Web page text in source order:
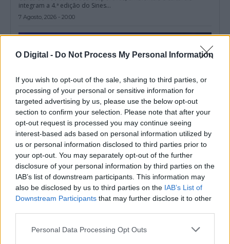
O Digital - Do Not Process My Personal Information
If you wish to opt-out of the sale, sharing to third parties, or
processing of your personal or sensitive information for
targeted advertising by us, please use the below opt-out
section to confirm your selection. Please note that after your
opt-out request is processed you may continue seeing
interest-based ads based on personal information utilized by
us or personal information disclosed to third parties prior to
your opt-out. You may separately opt-out of the further
disclosure of your personal information by third parties on the
IAB’s list of downstream participants. This information may
also be disclosed by us to third parties on the IAB’s List of
Downstream Participants that may further disclose it to other
Personal Data Processing Opt Outs
integram a 4.ª edição do Sines...
7 Agosto, 2026 - 20:00
Tribunal coloca em liberdade indivíduo que agrediu e ameaçou
de morte militar da GNR em Estremoz
O Tribunal de Instrução Criminal de Évora decretou a medida de
coação de Termo...